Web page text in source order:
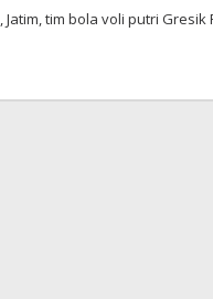
tim bola voli putri Gresik